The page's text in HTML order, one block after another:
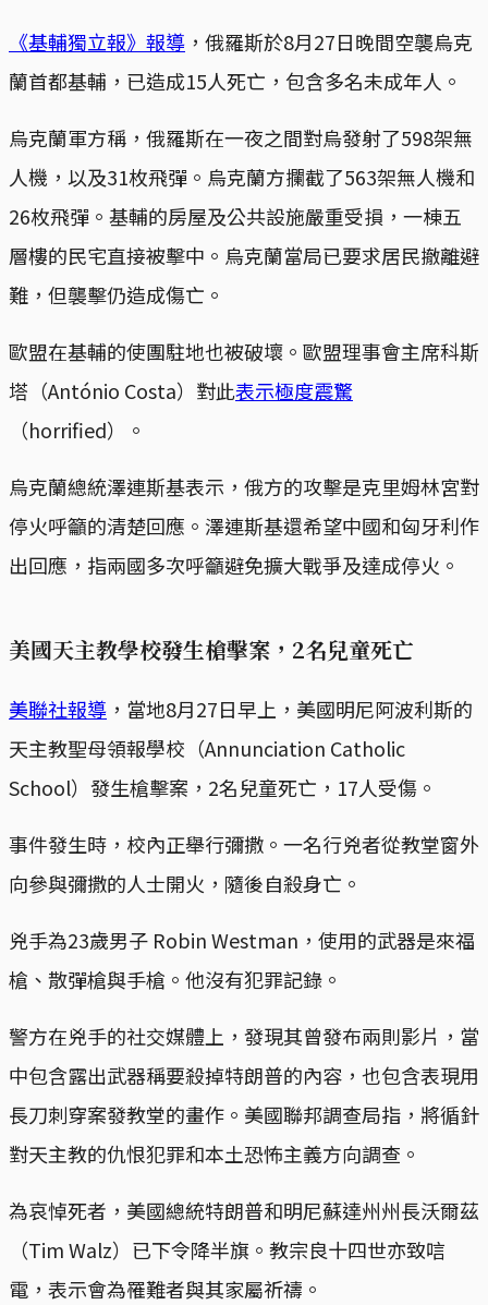
《基輔獨立報》報導 ，俄羅斯於8月27日晚間空襲烏克
蘭首都基輔，已造成15人死亡，包含多名未成年人。
烏克蘭軍方稱，俄羅斯在一夜之間對烏發射了598架無
人機，以及31枚飛彈。烏克蘭方攔截了563架無人機和
26枚飛彈。基輔的房屋及公共設施嚴重受損，一棟五
層樓的民宅直接被擊中。烏克蘭當局已要求居民撤離避
難，但襲擊仍造成傷亡。
歐盟在基輔的使團駐地也被破壞。歐盟理事會主席科斯
塔（António Costa）對此表示極度震驚
（horrified）。
烏克蘭總統澤連斯基表示，俄方的攻擊是克里姆林宮對
停火呼籲的清楚回應。澤連斯基還希望中國和匈牙利作
出回應，指兩國多次呼籲避免擴大戰爭及達成停火。
美國天主教學校發生槍擊案，2名兒童死亡
美聯社報導 ，當地8月27日早上，美國明尼阿波利斯的
天主教聖母領報學校（Annunciation Catholic
School）發生槍擊案，2名兒童死亡，17人受傷。
事件發生時，校內正舉行彌撒。一名行兇者從教堂窗外
向參與彌撒的人士開火，隨後自殺身亡。
兇手為23歲男子 Robin Westman，使用的武器是來福
槍、散彈槍與手槍。他沒有犯罪記錄。
警方在兇手的社交媒體上，發現其曾發布兩則影片，當
中包含露出武器稱要殺掉特朗普的內容，也包含表現用
長刀刺穿案發教堂的畫作。美國聯邦調查局指，將循針
對天主教的仇恨犯罪和本土恐怖主義方向調查。
為哀悼死者，美國總統特朗普和明尼蘇達州州長沃爾茲
（Tim Walz）已下令降半旗。教宗良十四世亦致唁
電，表示會為罹難者與其家屬祈禱。